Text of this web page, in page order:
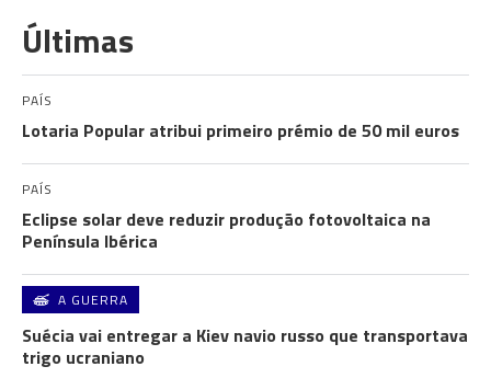
Últimas
PAÍS
Lotaria Popular atribui primeiro prémio de 50 mil euros
PAÍS
Eclipse solar deve reduzir produção fotovoltaica na
Península Ibérica
A GUERRA
Suécia vai entregar a Kiev navio russo que transportava
trigo ucraniano